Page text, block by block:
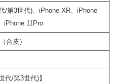
/第3世代)、iPhone XR、iPhone
iPhone 11Pro
合皮）
代/第3世代)】